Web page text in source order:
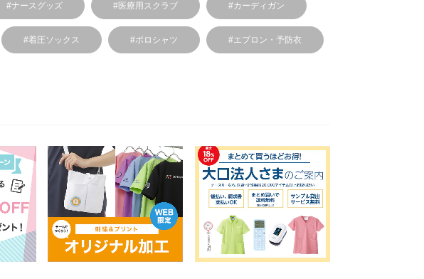
#ナースグッズ #医療用スクラブ #カーディガン
#着圧ソックス #ポロシャツ #エプロン・予防衣